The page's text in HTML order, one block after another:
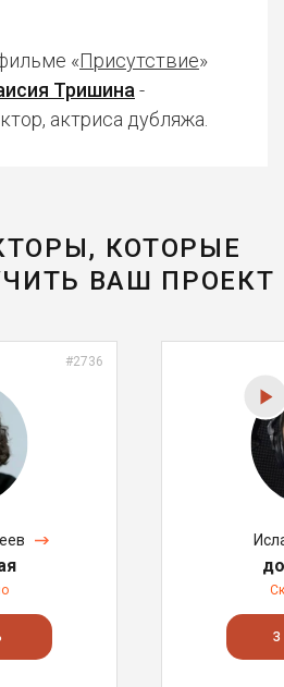
«Присутствие»
Тришина -
актриса дубляжа.
КОТОРЫЕ
ВАШ ПРОЕКТ
#2736